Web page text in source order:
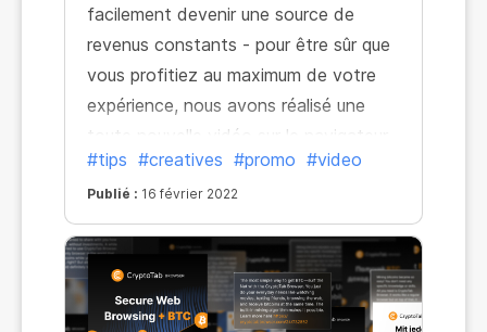
facilement devenir une source de
revenus constants - pour être sûr que
vous profitiez au maximum de votre
expérience, nous avons réalisé une
toute nouvelle vidéo sur le navigateur
CryptoTab. Générez des bénéfices en
utilisant simplement votre navigateur !
#tips #creatives #promo #video
Publié : 16 février 2022